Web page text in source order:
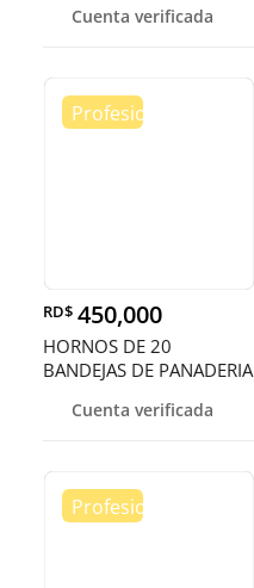
Cuenta verificada
RD$ 450,000
HORNOS DE 20
BANDEJAS DE PANADERIA
Cuenta verificada